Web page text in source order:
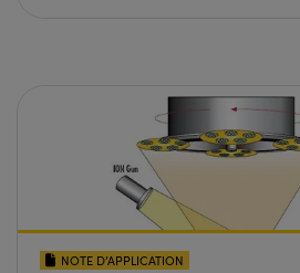
NOTE D’APPLICATION